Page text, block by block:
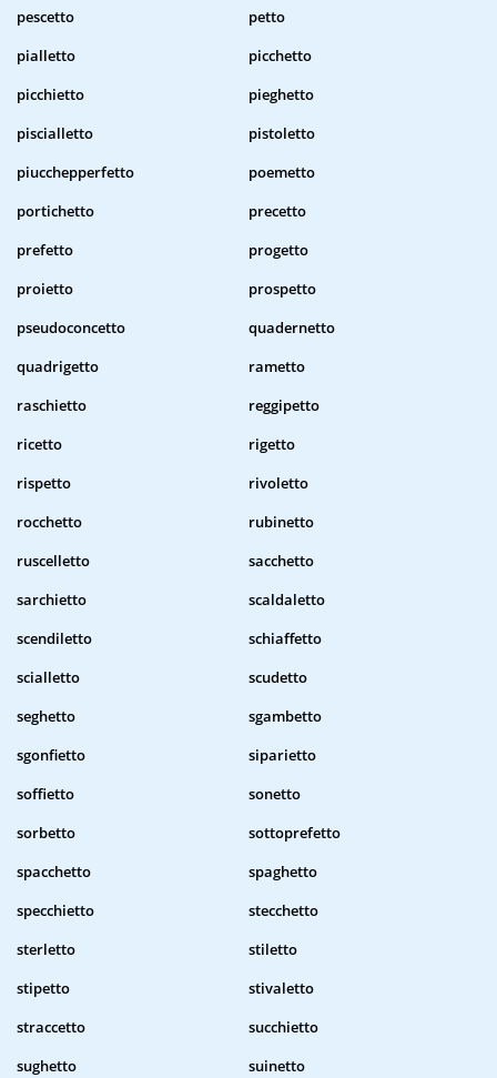
pescetto
petto
pialletto
picchetto
picchietto
pieghetto
piscialletto
pistoletto
piucchepperfetto
poemetto
portichetto
precetto
prefetto
progetto
proietto
prospetto
pseudoconcetto
quadernetto
quadrigetto
rametto
raschietto
reggipetto
ricetto
rigetto
rispetto
rivoletto
rocchetto
rubinetto
ruscelletto
sacchetto
sarchietto
scaldaletto
scendiletto
schiaffetto
scialletto
scudetto
seghetto
sgambetto
sgonfietto
siparietto
soffietto
sonetto
sorbetto
sottoprefetto
spacchetto
spaghetto
specchietto
stecchetto
sterletto
stiletto
stipetto
stivaletto
straccetto
succhietto
sughetto
suinetto